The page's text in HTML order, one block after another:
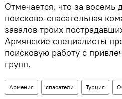
Отмечается, что за восемь
поисково-спасательная
завалов троих
Армянские специалисты
поисковую работу с
групп.
Армения спасатели Турция